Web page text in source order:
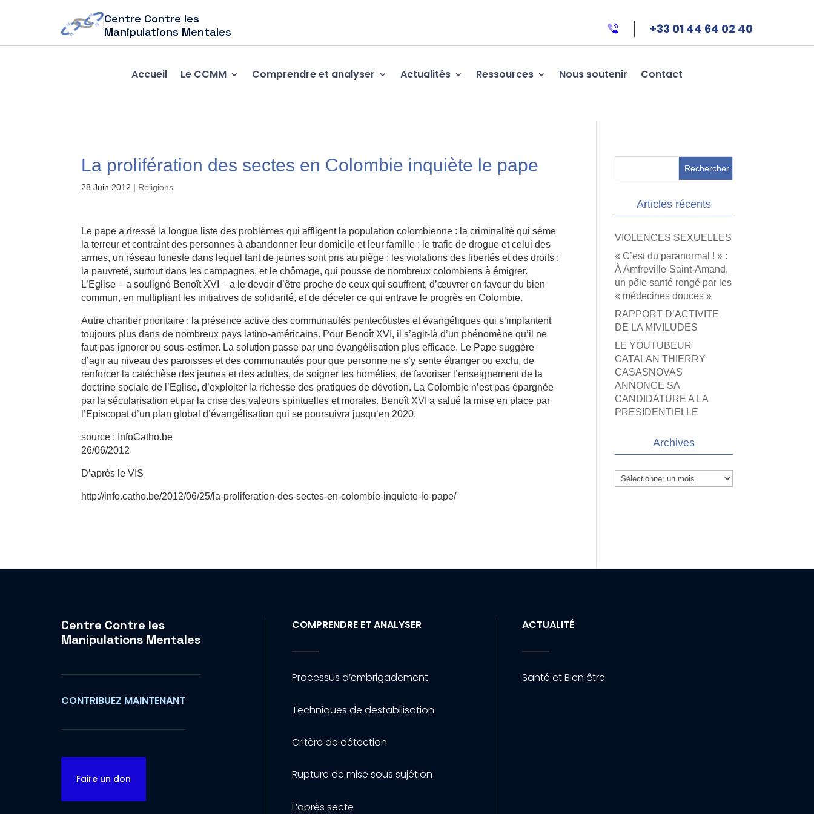
Centre Contre les
Manipulations Mentales
+33 01 44 64 02 40
Accueil Le CCMM Comprendre et analyser Actualités Ressources Nous soutenir Contact
La prolifération des sectes en Colombie inquiète le pape
28 Juin 2012 | Religions
Le pape a dressé la longue liste des problèmes qui affligent la population colombienne : la criminalité qui sème
la terreur et contraint des personnes à abandonner leur domicile et leur famille ; le trafic de drogue et celui des
armes, un réseau funeste dans lequel tant de jeunes sont pris au piège ; les violations des libertés et des droits ;
la pauvreté, surtout dans les campagnes, et le chômage, qui pousse de nombreux colombiens à émigrer.
L’Eglise – a souligné Benoît XVI – a le devoir d’être proche de ceux qui souffrent, d’œuvrer en faveur du bien
commun, en multipliant les initiatives de solidarité, et de déceler ce qui entrave le progrès en Colombie.
Autre chantier prioritaire : la présence active des communautés pentecôtistes et évangéliques qui s’implantent
toujours plus dans de nombreux pays latino-américains. Pour Benoît XVI, il s’agit-là d’un phénomène qu’il ne
faut pas ignorer ou sous-estimer. La solution passe par une évangélisation plus efficace. Le Pape suggère
d’agir au niveau des paroisses et des communautés pour que personne ne s’y sente étranger ou exclu, de
renforcer la catéchèse des jeunes et des adultes, de soigner les homélies, de favoriser l’enseignement de la
doctrine sociale de l’Eglise, d’exploiter la richesse des pratiques de dévotion. La Colombie n’est pas épargnée
par la sécularisation et par la crise des valeurs spirituelles et morales. Benoît XVI a salué la mise en place par
l’Episcopat d’un plan global d’évangélisation qui se poursuivra jusqu’en 2020.
source : InfoCatho.be
26/06/2012
D’après le VIS
http://info.catho.be/2012/06/25/la-proliferation-des-sectes-en-colombie-inquiete-le-pape/
Articles récents
VIOLENCES SEXUELLES
« C’est du paranormal ! » :
À Amfreville-Saint-Amand,
un pôle santé rongé par les
« médecines douces »
RAPPORT D’ACTIVITE
DE LA MIVILUDES
LE YOUTUBEUR
CATALAN THIERRY
CASASNOVAS
ANNONCE SA
CANDIDATURE A LA
PRESIDENTIELLE
Archives
Archives
Centre Contre les
Manipulations Mentales
CONTRIBUEZ MAINTENANT
Faire un don
COMPRENDRE ET ANALYSER
Processus d’embrigadement
Techniques de destabilisation
Critère de détection
Rupture de mise sous sujétion
L’après secte
ACTUALITÉ
Santé et Bien être